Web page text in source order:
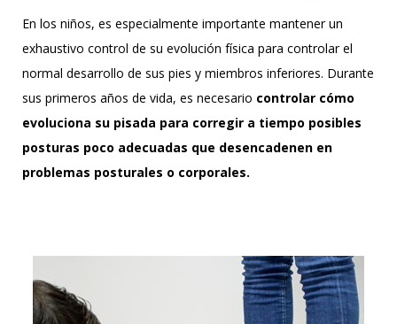
En los niños, es especialmente importante mantener un
exhaustivo control de su evolución física para controlar el
normal desarrollo de sus pies y miembros inferiores. Durante
sus primeros años de vida, es necesario controlar cómo
evoluciona su pisada para corregir a tiempo posibles
posturas poco adecuadas que desencadenen en
problemas posturales o corporales.